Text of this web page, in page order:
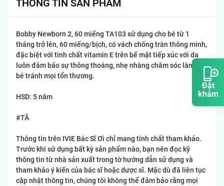
Đặt
khám
THÔNG TIN SẢN PHẨM
Bobby Newborn 2, 60 miếng TA103 sử dụng cho bé từ 1
tháng trở lên, 60 miếng/bịch, có vách chống tràn thông minh,
đặc biệt với tinh chất vitamin E trên bế mặt tiếp xúc với da
luôn đảm bảo sự thông thoáng, nhẹ nhàng chăm sóc làn da
bé tránh mọi tổn thương.
HSD: 5 năm
#TÃ
Thông tin trên IVIE Bác Sĩ Ơi chỉ mang tính chất tham khảo.
Trước khi sử dụng bất kỳ sản phẩm nào, bạn nên đọc kỹ
thông tin từ nhà sản xuất trong tờ hướng dẫn sử dụng và
tham khảo ý kiến của bác sĩ hoặc dược sĩ. Mặc dù đã liên tục
cập nhật thông tin, chúng tôi không thể đảm bảo rằng mọi